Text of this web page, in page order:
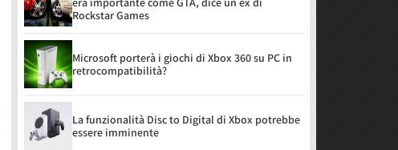
Rockstar Games
Microsoft porterà i giochi di Xbox 360 su PC in
retrocompatibilità?
La funzionalità Disc to Digital di Xbox potrebbe
essere imminente